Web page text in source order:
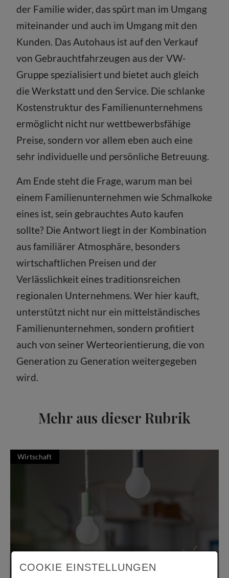
der Familie wider, das spürt man im Umgang
miteinander und auch im Umgang mit den
Kunden. Das Autohaus ist auf den Verkauf
von Gebrauchtfahrzeugen aus der VW-
Gruppe spezialisiert und bietet auch gleich
die Werkstatt und den Service. Die schlanke
Kostenstruktur des Familienunternehmens
ermöglicht nicht nur wettbewerbsfähige
Preise, sondern vor allem eben auch eine
sehr individuelle und persönliche Betreuung.
Am Ende steht die Frage, warum man bei
einem Familienunternehmen wie Schmalkoke
eines ist, sein gebrauchtes Auto kaufen
sollte? Die Antwort liegt in der Kombination
aus familiärer Atmosphäre, besonders
wirtschaftlichen Preisen und der
Verlässlichkeit eines traditionsreichen
regionalen Unternehmens. Wer hier kauft,
unterstützt nicht nur ein mittelständisches
Familienunternehmen, sondern profitiert
auch von seiner Werteorientierung, die von
Generation zu Generation weitergegeben
wird.
Mehr aus dieser Rubrik
Wirtschaft
COOKIE EINSTELLUNGEN